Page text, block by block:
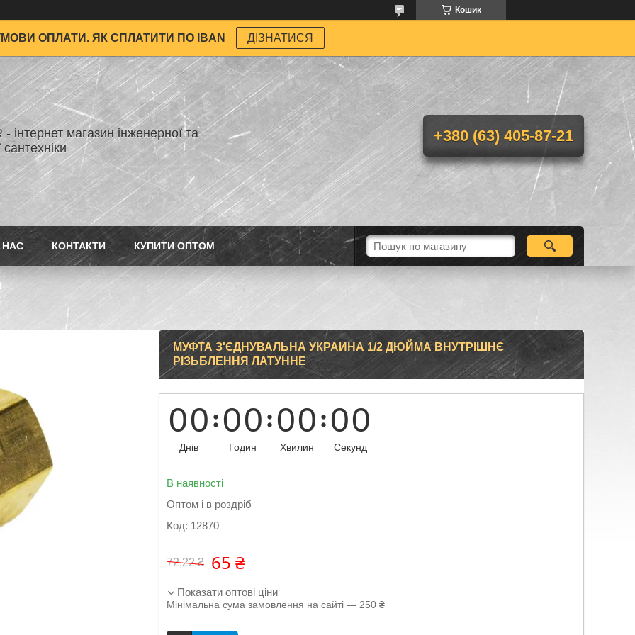
Кошик
ОПЛАТИ. ЯК СПЛАТИТИ ПО IBAN ДІЗНАТИСЯ
інтернет магазин інженерної та
+380 (63) 405-87-21
НАС КОНТАКТИ КУПИТИ ОПТОМ
МУФТА З'ЄДНУВАЛЬНА УКРАИНА 1/2 ДЮЙМА ВНУТРІШНЄ
РІЗЬБЛЕННЯ ЛАТУННЕ
00
Днів
00
Годин
00
Хвилин
00
Секунд
В наявності
Оптом і в роздріб
Код: 12870
72,22 ₴ 65 ₴
Показати оптові ціни
Мінімальна сума замовлення на сайті — 250 ₴